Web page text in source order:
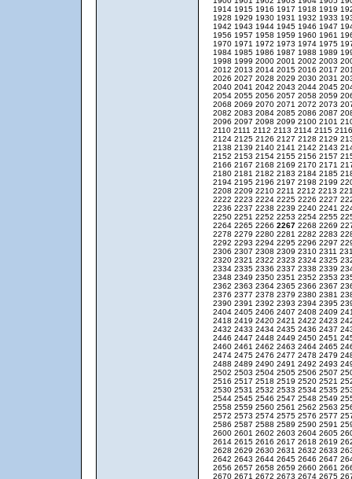
1914 1915 1916 1917 1918 1919
1928 1929 1930 1931 1932 1933
1942 1943 1944 1945 1946 1947
1956 1957 1958 1959 1960 1961
1970 1971 1972 1973 1974 1975
1984 1985 1986 1987 1988 1989
1998 1999 2000 2001 2002 2003
2012 2013 2014 2015 2016 2017
2026 2027 2028 2029 2030 2031
2040 2041 2042 2043 2044 2045
2054 2055 2056 2057 2058 2059
2068 2069 2070 2071 2072 2073
2082 2083 2084 2085 2086 2087
2096 2097 2098 2099 2100 2101
2110 2111 2112 2113 2114 2115
2124 2125 2126 2127 2128 2129
2138 2139 2140 2141 2142 2143
2152 2153 2154 2155 2156 2157
2166 2167 2168 2169 2170 2171
2180 2181 2182 2183 2184 2185
2194 2195 2196 2197 2198 2199
2208 2209 2210 2211 2212 2213
2222 2223 2224 2225 2226 2227
2236 2237 2238 2239 2240 2241
2250 2251 2252 2253 2254 2255
2264 2265 2266 2267 2268 2269
2278 2279 2280 2281 2282 2283
2292 2293 2294 2295 2296 2297
2306 2307 2308 2309 2310 2311
2320 2321 2322 2323 2324 2325
2334 2335 2336 2337 2338 2339
2348 2349 2350 2351 2352 2353
2362 2363 2364 2365 2366 2367
2376 2377 2378 2379 2380 2381
2390 2391 2392 2393 2394 2395
2404 2405 2406 2407 2408 2409
2418 2419 2420 2421 2422 2423
2432 2433 2434 2435 2436 2437
2446 2447 2448 2449 2450 2451
2460 2461 2462 2463 2464 2465
2474 2475 2476 2477 2478 2479
2488 2489 2490 2491 2492 2493
2502 2503 2504 2505 2506 2507
2516 2517 2518 2519 2520 2521
2530 2531 2532 2533 2534 2535
2544 2545 2546 2547 2548 2549
2558 2559 2560 2561 2562 2563
2572 2573 2574 2575 2576 2577
2586 2587 2588 2589 2590 2591
2600 2601 2602 2603 2604 2605
2614 2615 2616 2617 2618 2619
2628 2629 2630 2631 2632 2633
2642 2643 2644 2645 2646 2647
2656 2657 2658 2659 2660 2661
2670 2671 2672 2673 2674 2675